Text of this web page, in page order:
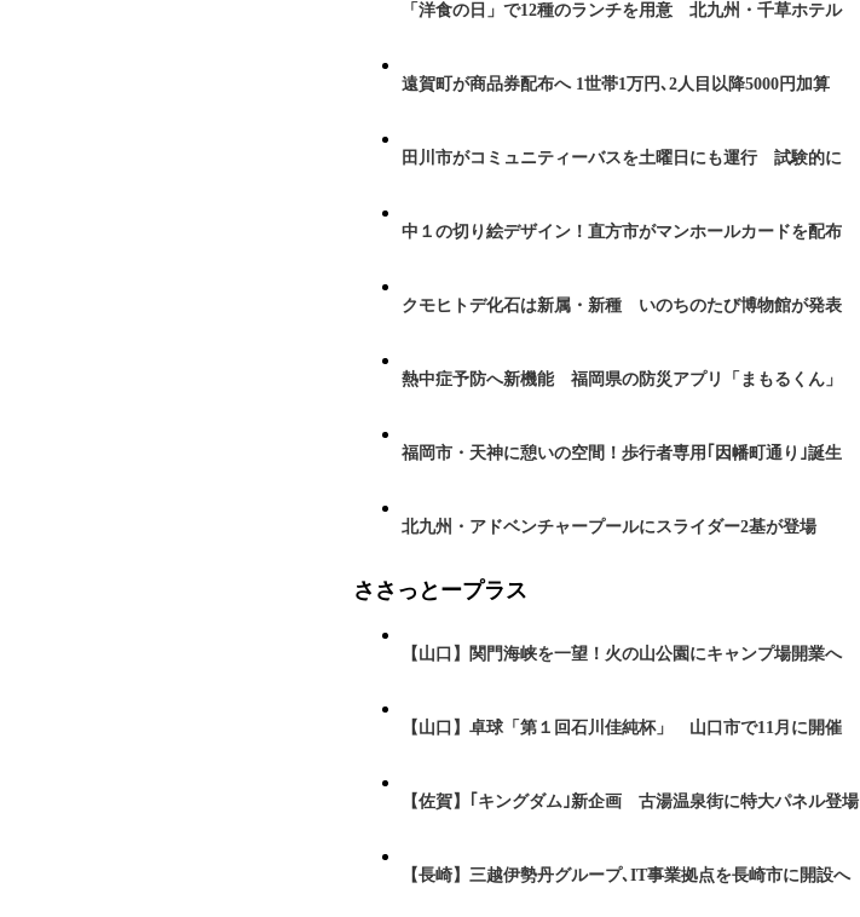
「洋食の日」で12種のランチを用意 北九州・千草ホテル
遠賀町が商品券配布へ 1世帯1万円､2人目以降5000円加算
田川市がコミュニティーバスを土曜日にも運行 試験的に
中１の切り絵デザイン！直方市がマンホールカードを配布
クモヒトデ化石は新属・新種 いのちのたび博物館が発表
熱中症予防へ新機能 福岡県の防災アプリ「まもるくん」
福岡市・天神に憩いの空間！歩行者専用｢因幡町通り｣誕生
北九州・アドベンチャープールにスライダー2基が登場
ささっとープラス
【山口】関門海峡を一望！火の山公園にキャンプ場開業へ
【山口】卓球「第１回石川佳純杯」 山口市で11月に開催
【佐賀】｢キングダム｣新企画 古湯温泉街に特大パネル登場
【長崎】三越伊勢丹グループ､IT事業拠点を長崎市に開設へ